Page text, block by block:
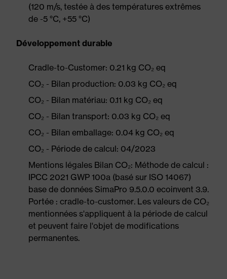
(120 m/s, testée à des températures extrêmes
de -5 °C, +55 °C)
Développement durable
Cradle-to-Customer: 0.21 kg CO₂ eq
CO₂ - Bilan production: 0.03 kg CO₂ eq
CO₂ - Bilan matériau: 0.11 kg CO₂ eq
CO₂ - Bilan transport: 0.03 kg CO₂ eq
CO₂ - Bilan emballage: 0.04 kg CO₂ eq
CO₂ - Période de calcul: 04/2023
Mentions légales Bilan CO₂: Méthode de calcul :
IPCC 2021 GWP 100a (basé sur ISO 14067)
base de données SimaPro 9.5.0.0 ecoinvent 3.9.
Portée : cradle-to-customer. Les valeurs de CO₂
mentionnées s'appliquent à la période de calcul
et peuvent faire l'objet de modifications
permanentes.